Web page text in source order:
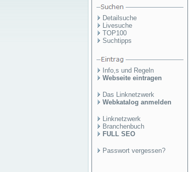
Detailsuche
Livesuche
TOP100
Suchtipps
Info,s und Regeln
Webseite eintragen
Das Linknetzwerk
Webkatalog anmelden
Linknetzwerk
Branchenbuch
FULL SEO
Passwort vergessen?